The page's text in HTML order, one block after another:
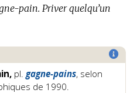
pain. Priver quelqu’un
pl. gagne-pains, selon
de 1990.